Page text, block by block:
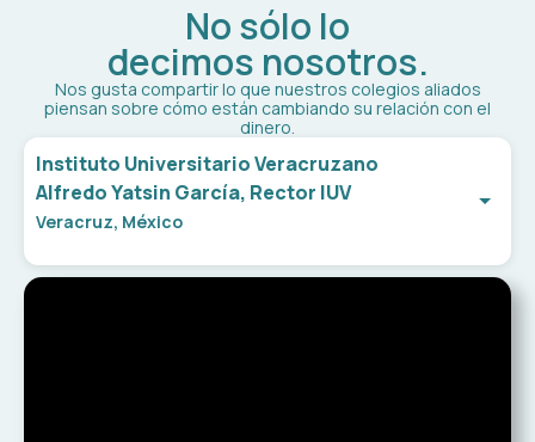
No sólo lo
decimos nosotros.
Nos gusta compartir lo que nuestros colegios aliados
piensan sobre cómo están cambiando su relación con el
dinero.
Instituto Universitario Veracruzano
Alfredo Yatsin García, Rector IUV
Veracruz, México